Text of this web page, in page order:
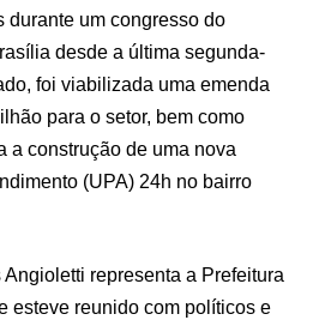
durante um congresso do
desde a última segunda-
foi viabilizada uma emenda
para o setor, bem como
a construção de uma nova
(UPA) 24h no bairro
representa a Prefeitura
esteve reunido com políticos e